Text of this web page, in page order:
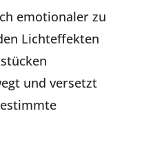
emotionaler zu
Lichteffekten
und versetzt